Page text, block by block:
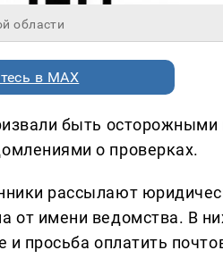
области
в MAX
быть осторожными
о проверках.
рассылают
от имени ведомства. В
просьба оплатить